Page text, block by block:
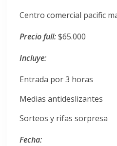
Centro comercial pacific
Precio full:$65.000
Incluye:
Entrada por 3 horas
Medias antideslizantes
Sorteos y rifas sorpresa
Fecha: